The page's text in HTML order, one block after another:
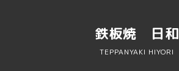
鉄板焼 日和
TEPPANYAKI HIYORI